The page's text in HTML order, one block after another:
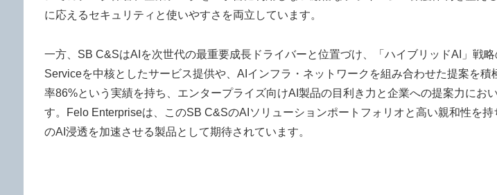
に応えるセキュリティと使いやすさを両立しています。
一方、SB C&SはAIを次世代の最重要成長ドライバーと位置づけ、「ハイブリッドAI」戦略
Serviceを中核としたサービス提供や、AIインフラ・ネットワークを組み合わせた提案を積
率86%という実績を持ち、エンタープライズ向けAI製品の目利き力と企業への提案力にお
す。Felo Enterpriseは、このSB C&SのAIソリューションポートフォリオと高い親和性を
のAI浸透を加速させる製品として期待されています。